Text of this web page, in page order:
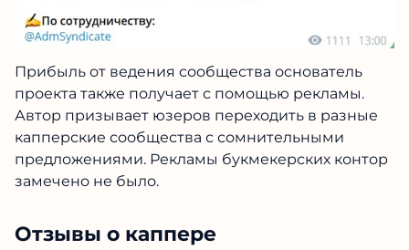
Прибыль от ведения сообщества основатель
проекта также получает с помощью рекламы.
Автор призывает юзеров переходить в разные
капперские сообщества с сомнительными
предложениями. Рекламы букмекерских контор
замечено не было.
Отзывы о каппере